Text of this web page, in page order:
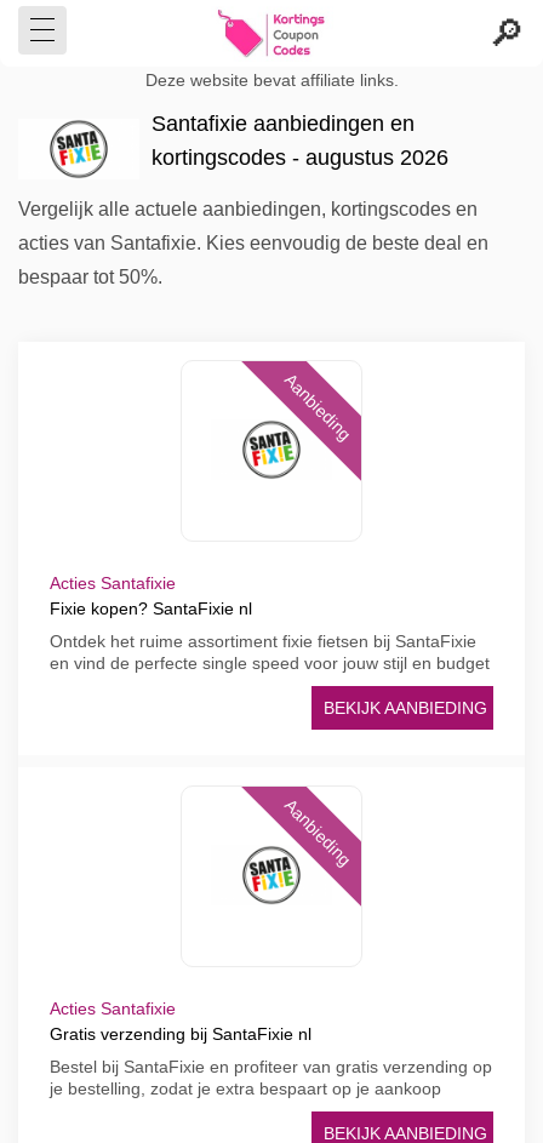
Deze website bevat affiliate links.
Santafixie aanbiedingen en
kortingscodes - augustus 2026
Vergelijk alle actuele aanbiedingen, kortingscodes en
acties van Santafixie. Kies eenvoudig de beste deal en
bespaar tot 50%.
Aanbieding
Acties Santafixie
Fixie kopen? SantaFixie nl
Ontdek het ruime assortiment fixie fietsen bij SantaFixie
en vind de perfecte single speed voor jouw stijl en budget
BEKIJK AANBIEDING
Aanbieding
Acties Santafixie
Gratis verzending bij SantaFixie nl
Bestel bij SantaFixie en profiteer van gratis verzending op
je bestelling, zodat je extra bespaart op je aankoop
BEKIJK AANBIEDING